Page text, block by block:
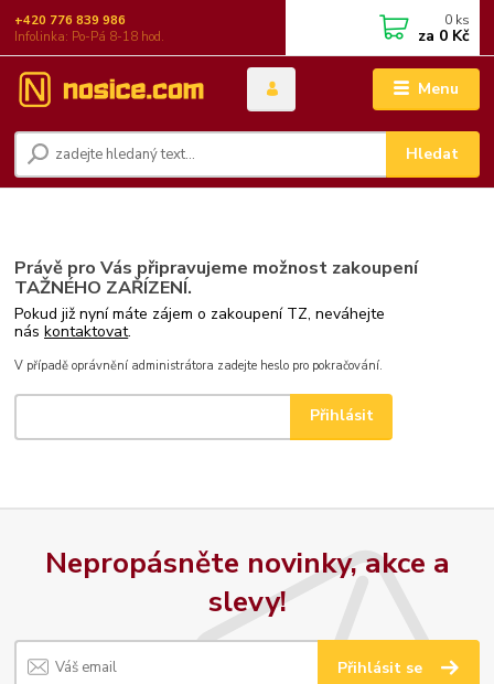
Menu
Hledat
+420 776 839 986
Infolinka: Po-Pá 8-18 hod.
0 ks
za 0 Kč
Právě pro Vás připravujeme možnost zakoupení
TAŽNÉHO ZAŘÍZENÍ.
Pokud již nyní máte zájem o zakoupení TZ, neváhejte
náskontaktovat.
V případě oprávnění administrátora zadejte heslo pro pokračování.
Nepropásněte novinky, akce a
slevy!
Přihlásit se